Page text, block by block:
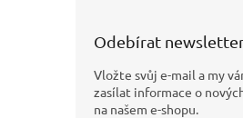
Odebírat
Vložte svůj e-mail a my
zasílat informace o
na našem e-shopu.